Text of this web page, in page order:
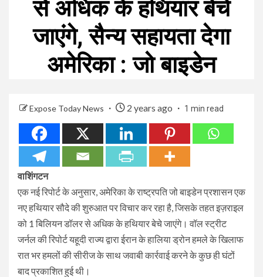
से अधिक के हथियार बेचे
जाएंगे, सैन्य सहायता देगा
अमेरिका : जो बाइडेन
Expose Today News 2 years ago 1 min read
वाशिंगटन
एक नई रिपोर्ट के अनुसार, अमेरिका के राष्ट्रपति जो बाइडेन प्रशासन एक
नए हथियार सौदे की शुरुआत पर विचार कर रहा है, जिसके तहत इज़राइल
को 1 बिलियन डॉलर से अधिक के हथियार बेचे जाएंगे। वॉल स्ट्रीट
जर्नल की रिपोर्ट यहूदी राज्य द्वारा ईरान के हालिया ड्रोन हमले के खिलाफ
रात भर हमलों की सीरीज के साथ जवाबी कार्रवाई करने के कुछ ही घंटों
बाद प्रकाशित हुई थी।